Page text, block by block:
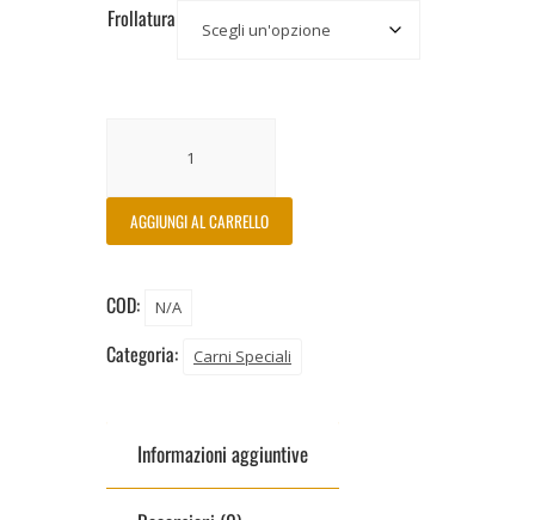
Frollatura
AGGIUNGI AL CARRELLO
COD: N/A
Categoria: Carni Speciali
Informazioni aggiuntive